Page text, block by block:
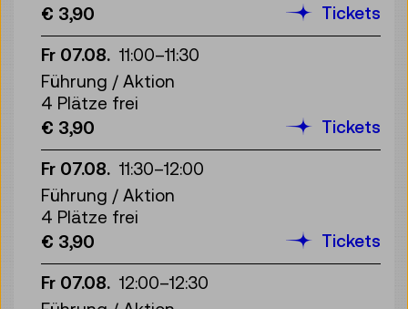
€ 3,90
Tickets
Fr 07.08. 11:00–11:30
Führung / Aktion
4 Plätze frei
€ 3,90
Tickets
Fr 07.08. 11:30–12:00
Führung / Aktion
4 Plätze frei
€ 3,90
Tickets
Fr 07.08. 12:00–12:30